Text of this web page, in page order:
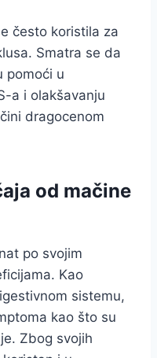
često koristila za
Smatra se da
pomoći u
a i olakšavanju
dragocenom
od mačine
po svojim
Kao
sistemu,
kao što su
Zbog svojih